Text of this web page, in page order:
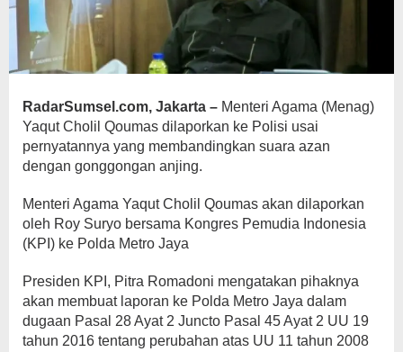
RadarSumsel.com, Jakarta – Menteri Agama (Menag)
Yaqut Cholil Qoumas dilaporkan ke Polisi usai
pernyatannya yang membandingkan suara azan
dengan gonggongan anjing.
Menteri Agama Yaqut Cholil Qoumas akan dilaporkan
oleh Roy Suryo bersama Kongres Pemudia Indonesia
(KPI) ke Polda Metro Jaya
Presiden KPI, Pitra Romadoni mengatakan pihaknya
akan membuat laporan ke Polda Metro Jaya dalam
dugaan Pasal 28 Ayat 2 Juncto Pasal 45 Ayat 2 UU 19
tahun 2016 tentang perubahan atas UU 11 tahun 2008